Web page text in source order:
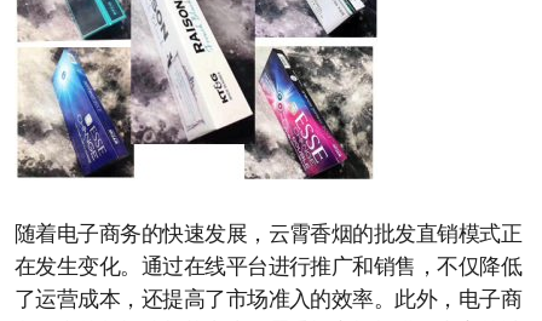
随着电子商务的快速发展，云霄香烟的批发直销模式正
在发生变化。通过在线平台进行推广和销售，不仅降低
了运营成本，还提高了市场准入的效率。此外，电子商